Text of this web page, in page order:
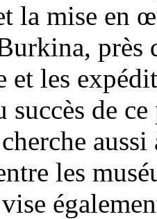
la mise en
et les
succès de
les